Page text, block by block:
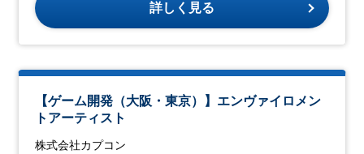
詳しく見る
【ゲーム開発（大阪・東京）】エンヴァイロメン
トアーティスト
株式会社カプコン